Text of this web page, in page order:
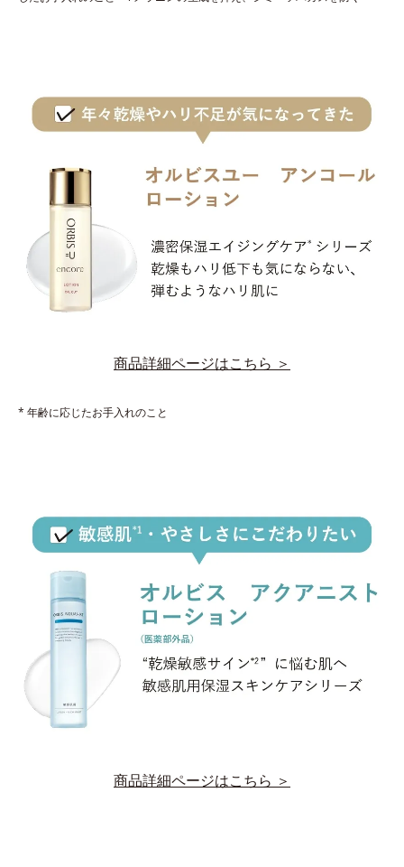
商品詳細ページはこちら ＞
* 年齢に応じたお手入れのこと
商品詳細ページはこちら ＞